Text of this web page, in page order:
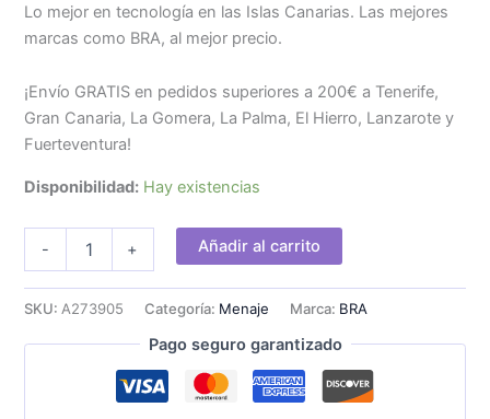
Lo mejor en tecnología en las Islas Canarias. Las mejores
marcas como BRA, al mejor precio.
¡Envío GRATIS en pedidos superiores a 200€ a Tenerife,
Gran Canaria, La Gomera, La Palma, El Hierro, Lanzarote y
Fuerteventura!
Disponibilidad: Hay existencias
-
Ø24cm
Aluminio
+ Añadir al carrito
SKU:A273905 Categoría: Menaje Marca: BRA
Pago seguro garantizado